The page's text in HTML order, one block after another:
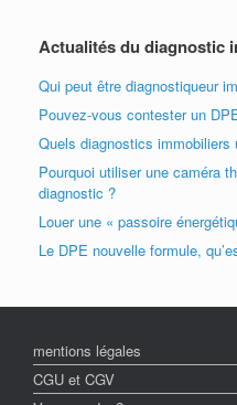
Actualités du diagnostic
Qui peut être diagnostiqueur
Pouvez-vous contester un
Quels diagnostics immobiliers
Pourquoi utiliser une caméra
diagnostic ?
Louer une « passoire
Le DPE nouvelle formule,
mentions légales
CGU et CGV